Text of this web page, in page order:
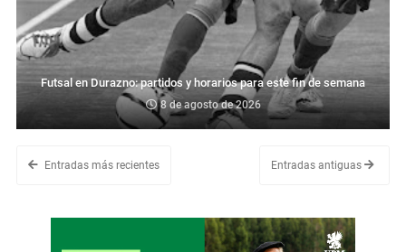
Futsal en Durazno: partidos y horarios para este fin de semana
8 de agosto de 2026
Entradas más recientes Entradas antiguas